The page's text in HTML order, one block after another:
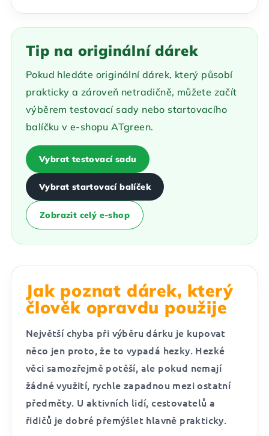
Tip na originální dárek
Pokud hledáte originální dárek, který působí
prakticky a zároveň netradičně, můžete začít
výběrem testovací sady nebo startovacího
balíčku v e-shopu ATgreen.
Vybrat testovací sadu
Vybrat startovací balíček
Zobrazit celý e-shop
Jak poznat dárek, který
člověk opravdu použije
Největší chyba při výběru dárku je kupovat
něco jen proto, že to vypadá hezky. Hezké
věci samozřejmě potěší, ale pokud nemají
žádné využití, rychle zapadnou mezi ostatní
předměty. U aktivních lidí, cestovatelů a
řidičů je dobré přemýšlet hlavně prakticky.